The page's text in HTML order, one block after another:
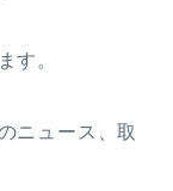
す。
ニュース、取